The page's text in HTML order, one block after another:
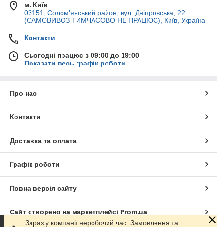
м. Київ
03151, Солом'янський район, вул. Дніпровська, 22
(САМОВИВОЗ ТИМЧАСОВО НЕ ПРАЦЮЄ), Київ, Україна
Контакти
Сьогодні працює з 09:00 до 19:00
Показати весь графік роботи
Про нас
Контакти
Доставка та оплата
Графік роботи
Повна версія сайту
Сайт створено на маркетплейсі Prom.ua
Зараз у компанії неробочий час. Замовлення та